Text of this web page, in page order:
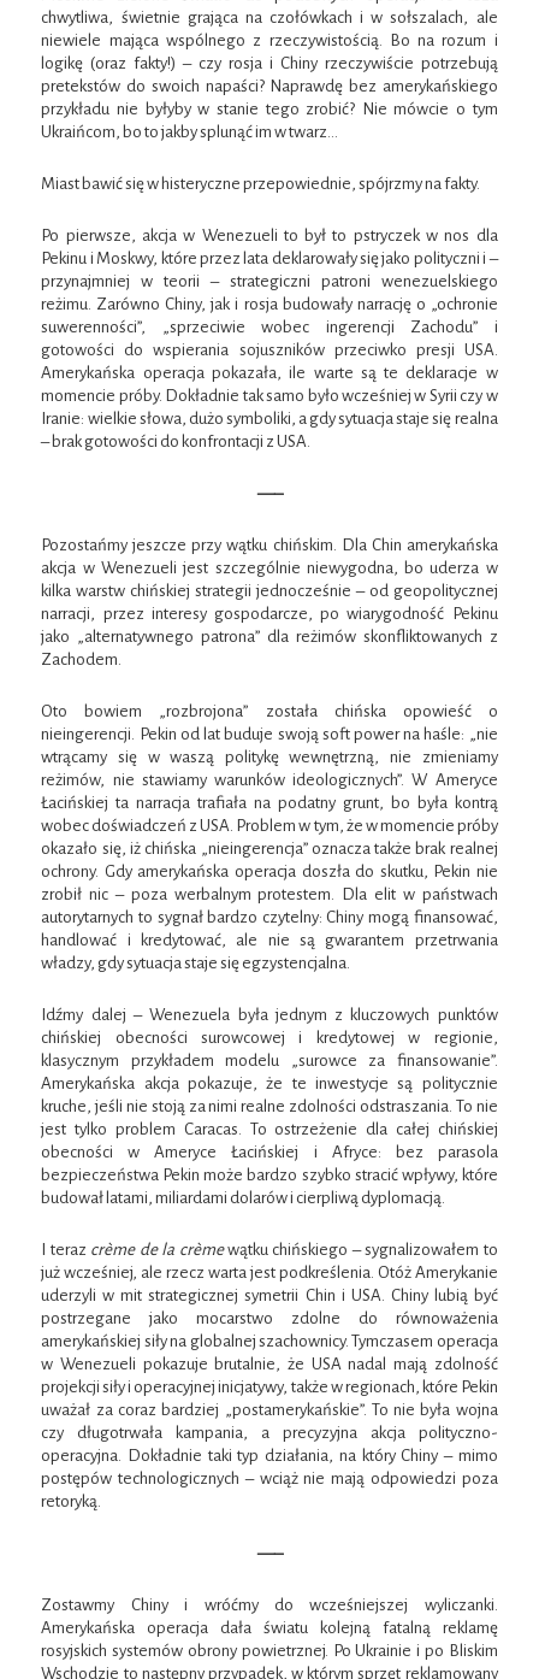
chwytliwa, świetnie grająca na czołówkach i w sołszalach, ale
niewiele mająca wspólnego z rzeczywistością. Bo na rozum i
logikę (oraz fakty!) – czy rosja i Chiny rzeczywiście potrzebują
pretekstów do swoich napaści? Naprawdę bez amerykańskiego
przykładu nie byłyby w stanie tego zrobić? Nie mówcie o tym
Ukraińcom, bo to jakby splunąć im w twarz…
Miast bawić się w histeryczne przepowiednie, spójrzmy na fakty.
Po pierwsze, akcja w Wenezueli to był to pstryczek w nos dla
Pekinu i Moskwy, które przez lata deklarowały się jako polityczni i –
przynajmniej w teorii – strategiczni patroni wenezuelskiego
reżimu. Zarówno Chiny, jak i rosja budowały narrację o „ochronie
suwerenności”, „sprzeciwie wobec ingerencji Zachodu” i
gotowości do wspierania sojuszników przeciwko presji USA.
Amerykańska operacja pokazała, ile warte są te deklaracje w
momencie próby. Dokładnie tak samo było wcześniej w Syrii czy w
Iranie: wielkie słowa, dużo symboliki, a gdy sytuacja staje się realna
– brak gotowości do konfrontacji z USA.
—–
Pozostańmy jeszcze przy wątku chińskim. Dla Chin amerykańska
akcja w Wenezueli jest szczególnie niewygodna, bo uderza w
kilka warstw chińskiej strategii jednocześnie – od geopolitycznej
narracji, przez interesy gospodarcze, po wiarygodność Pekinu
jako „alternatywnego patrona” dla reżimów skonfliktowanych z
Zachodem.
Oto bowiem „rozbrojona” została chińska opowieść o
nieingerencji. Pekin od lat buduje swoją soft power na haśle: „nie
wtrącamy się w waszą politykę wewnętrzną, nie zmieniamy
reżimów, nie stawiamy warunków ideologicznych”. W Ameryce
Łacińskiej ta narracja trafiała na podatny grunt, bo była kontrą
wobec doświadczeń z USA. Problem w tym, że w momencie próby
okazało się, iż chińska „nieingerencja” oznacza także brak realnej
ochrony. Gdy amerykańska operacja doszła do skutku, Pekin nie
zrobił nic – poza werbalnym protestem. Dla elit w państwach
autorytarnych to sygnał bardzo czytelny: Chiny mogą finansować,
handlować i kredytować, ale nie są gwarantem przetrwania
władzy, gdy sytuacja staje się egzystencjalna.
Idźmy dalej – Wenezuela była jednym z kluczowych punktów
chińskiej obecności surowcowej i kredytowej w regionie,
klasycznym przykładem modelu „surowce za finansowanie”.
Amerykańska akcja pokazuje, że te inwestycje są politycznie
kruche, jeśli nie stoją za nimi realne zdolności odstraszania. To nie
jest tylko problem Caracas. To ostrzeżenie dla całej chińskiej
obecności w Ameryce Łacińskiej i Afryce: bez parasola
bezpieczeństwa Pekin może bardzo szybko stracić wpływy, które
budował latami, miliardami dolarów i cierpliwą dyplomacją.
I teraz crème de la crèmewątku chińskiego – sygnalizowałem to
już wcześniej, ale rzecz warta jest podkreślenia. Otóż Amerykanie
uderzyli w mit strategicznej symetrii Chin i USA. Chiny lubią być
postrzegane jako mocarstwo zdolne do równoważenia
amerykańskiej siły na globalnej szachownicy. Tymczasem operacja
w Wenezueli pokazuje brutalnie, że USA nadal mają zdolność
projekcji siły i operacyjnej inicjatywy, także w regionach, które Pekin
uważał za coraz bardziej „postamerykańskie”. To nie była wojna
czy długotrwała kampania, a precyzyjna akcja polityczno-
operacyjna. Dokładnie taki typ działania, na który Chiny – mimo
postępów technologicznych – wciąż nie mają odpowiedzi poza
retoryką.
—–
Zostawmy Chiny i wróćmy do wcześniejszej wyliczanki.
Amerykańska operacja dała światu kolejną fatalną reklamę
rosyjskich systemów obrony powietrznej. Po Ukrainie i po Bliskim
Wschodzie to następny przypadek, w którym sprzęt reklamowany